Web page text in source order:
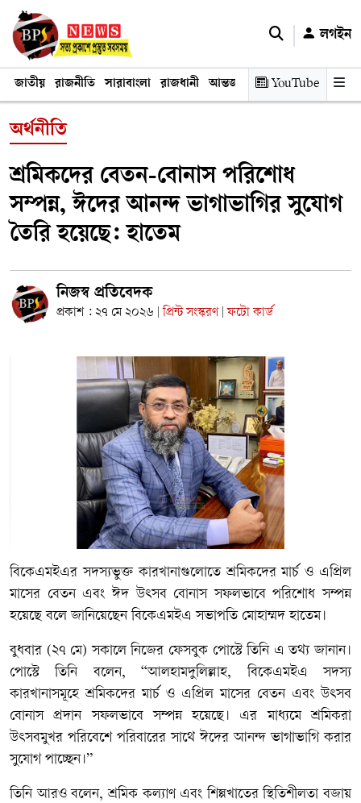
লগইন
জাতীয় রাজনীতি সারাবাংলা রাজধানী আন্তর্জাতিক অর্থনীতি তথ্য
YouTube
অর্থনীতি
শ্রমিকদের বেতন-বোনাস পরিশোধ
সম্পন্ন, ঈদের আনন্দ ভাগাভাগির সুযোগ
তৈরি হয়েছে: হাতেম
নিজস্ব প্রতিবেদক
প্রকাশ : ২৭ মে ২০২৬ প্রিন্ট সংস্করণ ফটো কার্ড
বিকেএমইএর সদস্যভুক্ত কারখানাগুলোতে শ্রমিকদের মার্চ ও এপ্রিল
মাসের বেতন এবং ঈদ উৎসব বোনাস সফলভাবে পরিশোধ সম্পন্ন
হয়েছে বলে জানিয়েছেন বিকেএমইএ সভাপতি মোহাম্মদ হাতেম।
বুধবার (২৭ মে) সকালে নিজের ফেসবুক পোস্টে তিনি এ তথ্য জানান।
পোস্টে তিনি বলেন, “আলহামদুলিল্লাহ, বিকেএমইএ সদস্য
কারখানাসমূহে শ্রমিকদের মার্চ ও এপ্রিল মাসের বেতন এবং উৎসব
বোনাস প্রদান সফলভাবে সম্পন্ন হয়েছে। এর মাধ্যমে শ্রমিকরা
উৎসবমুখর পরিবেশে পরিবারের সাথে ঈদের আনন্দ ভাগাভাগি করার
সুযোগ পাচ্ছেন।”
তিনি আরও বলেন, শ্রমিক কল্যাণ এবং শিল্পখাতের স্থিতিশীলতা বজায়